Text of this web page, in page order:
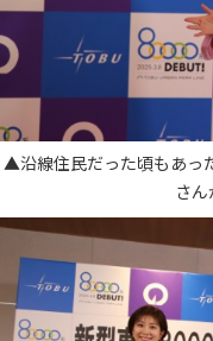
▲沿線住民だった頃もあっ
さん